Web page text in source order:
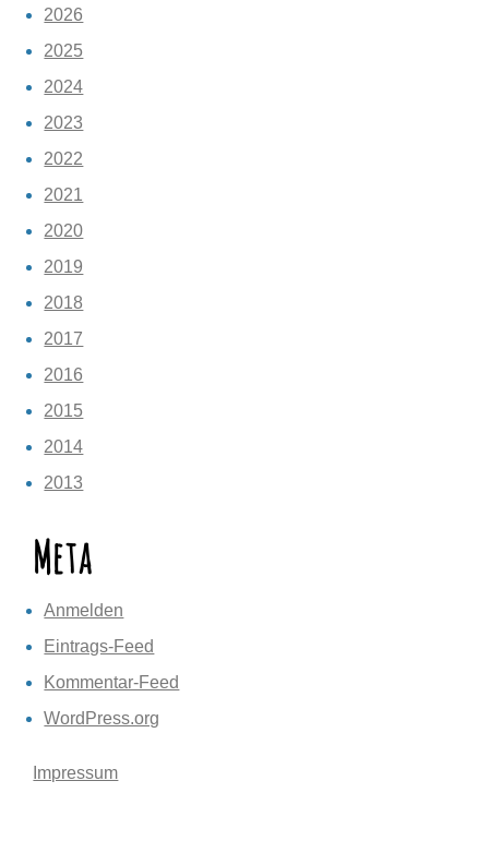
2026
2025
2024
2023
2022
2021
2020
2019
2018
2017
2016
2015
2014
2013
Meta
Anmelden
Eintrags-Feed
Kommentar-Feed
WordPress.org
Impressum